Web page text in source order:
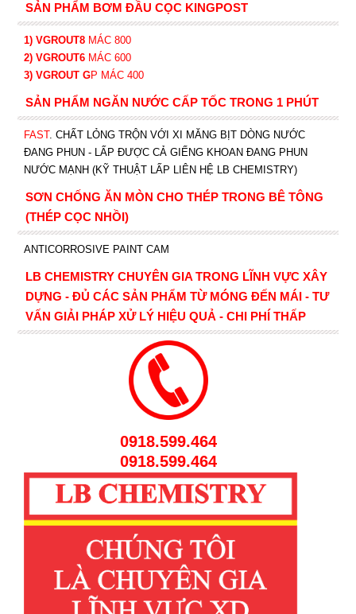
SẢN PHẨM BƠM ĐẦU CỌC KINGPOST
1) VGROUT8 MÁC 800
2) VGROUT6MÁC 600
3) VGROUT GP MÁC 400
SẢN PHẨM NGĂN NƯỚC CẤP TỐC TRONG 1 PHÚT
FAST. CHẤT LỎNG TRỘN VỚI XI MĂNG BỊT DÒNG NƯỚC
ĐANG PHUN - LẤP ĐƯỢC CẢ GIẾNG KHOAN ĐANG PHUN
NƯỚC MẠNH (KỸ THUẬT LẤP LIÊN HỆ LB CHEMISTRY)
SƠN CHỐNG ĂN MÒN CHO THÉP TRONG BÊ TÔNG
(THÉP CỌC NHỒI)
ANTICORROSIVE PAINT CAM
LB CHEMISTRY CHUYÊN GIA TRONG LĨNH VỰC XÂY
DỰNG - ĐỦ CÁC SẢN PHẨM TỪ MÓNG ĐẾN MÁI - TƯ
VẤN GIẢI PHÁP XỬ LÝ HIỆU QUẢ - CHI PHÍ THẤP
0918.599.464
0918.599.464